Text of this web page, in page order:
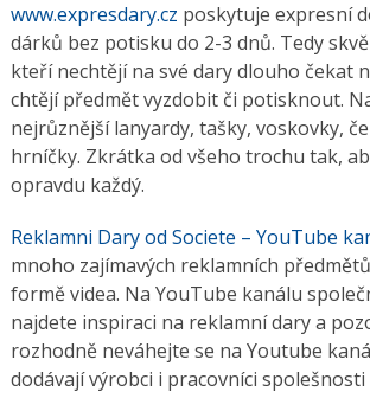
www.expresdary.cz poskytuje expresní
dárků bez potisku do 2-3 dnů. Tedy
kteří nechtějí na své dary dlouho čekat
chtějí předmět vyzdobit či potisknout.
nejrůznější lanyardy, tašky, voskovky,
hrníčky. Zkrátka od všeho trochu tak,
opravdu každý.
Reklamni Dary od Societe – YouTube
mnoho zajímavých reklamních
formě videa. Na YouTube kanálu
najdete inspiraci na reklamní dary a
rozhodně neváhejte se na Youtube
dodávají výrobci i pracovníci spolešnosti